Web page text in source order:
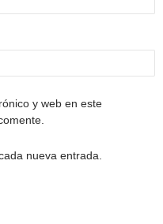
y web en este
nueva entrada.